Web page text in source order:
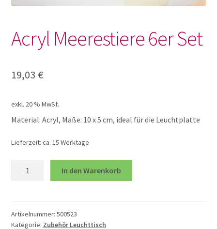
Meine kleine Welt
Montessori
Musik und Theater
Freies Spiel Grimms
Kaleidoskop
Acryl Meerestiere 6er Set
19,03 €
exkl. 20 % MwSt.
Material: Acryl, Maße: 10 x 5 cm, ideal für die Leuchtplatte
Lieferzeit: ca. 15 Werktage
Menge
In den Warenkorb
Artikelnummer: 500523
Kategorie: Zubehör Leuchttisch